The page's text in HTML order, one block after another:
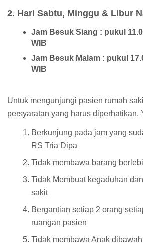
2. Hari Sabtu, Minggu & Libur
Jam Besuk Siang : pukul
WIB
Jam Besuk Malam : pukul
WIB
Untuk mengunjungi pasien rumah
persyaratan yang harus diperhatikan.
Berkunjung pada jam yang
RS Tria Dipa
Tidak membawa barang
Tidak Membuat kegaduhan
sakit
Bergantian setiap 2 orang
ruangan pasien
Tidak membawa Anak